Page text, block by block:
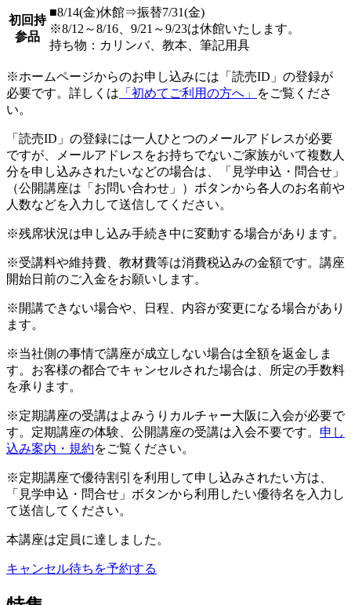
初回持
参品
■8/14(金)休館⇒振替7/31(金)
※8/12～8/16、9/21～9/23は休館いたします。
持ち物：カリンバ、教本、筆記用具
※ホームページからのお申し込みには「読売ID」の登録が
必要です。詳しくは 「初めてご利用の方へ」
をご覧くださ
い。
「読売ID」の登録には一人ひとつのメールアドレスが必要
ですが、メールアドレスをお持ちでないご家族がいて複数人
分を申し込みされたいなどの場合は、「見学申込・問合せ」
（公開講座は「お問い合わせ」）ボタンから各人のお名前や
人数などを入力して送信してください。
※残席状況は申し込み手続き中に変動する場合があります。
※受講料や維持費、教材費等は消費税込みの金額です。講座
開始日前のご入金をお願いします。
※開講できない場合や、日程、内容が変更になる場合があり
ます。
※当社側の事情で講座が成立しない場合は全額を返金しま
す。お客様の都合でキャンセルされた場合は、所定の手数料
を承ります。
※定期講座の受講はよみうりカルチャー大阪に入会が必要で
す。定期講座の体験、公開講座の受講は入会不要です。 申し
込み案内・規約をご覧ください。
※定期講座で優待割引を利用して申し込みされたい方は、
「見学申込・問合せ」ボタンから利用したい優待名を入力し
て送信してください。
本講座は定員に達しました。
キャンセル待ちを予約する